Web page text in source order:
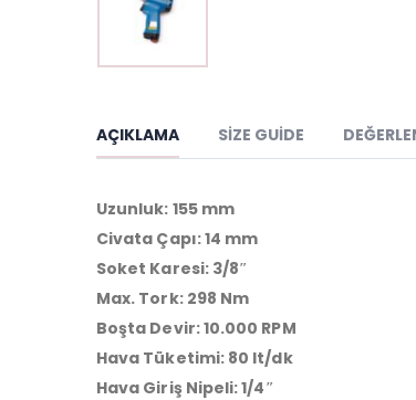
AÇIKLAMA SIZE GUIDE
Uzunluk: 155 mm
Civata Çapı: 14 mm
Soket Karesi: 3/8″
Max. Tork: 298 Nm
Boşta Devir: 10.000 RPM
Hava Tüketimi: 80 lt/dk
Hava Giriş Nipeli: 1/4″